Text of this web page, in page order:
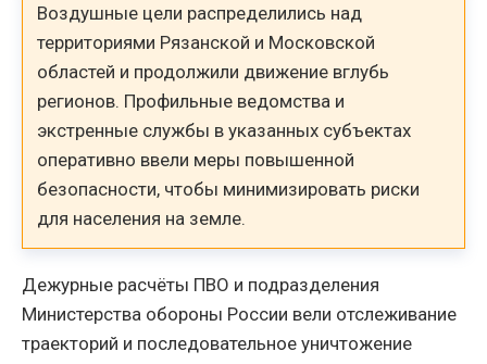
Воздушные цели распределились над
территориями Рязанской и Московской
областей и продолжили движение вглубь
регионов. Профильные ведомства и
экстренные службы в указанных субъектах
оперативно ввели меры повышенной
безопасности, чтобы минимизировать риски
для населения на земле.
Дежурные расчёты ПВО и подразделения
Министерства обороны России вели отслеживание
траекторий и последовательное уничтожение